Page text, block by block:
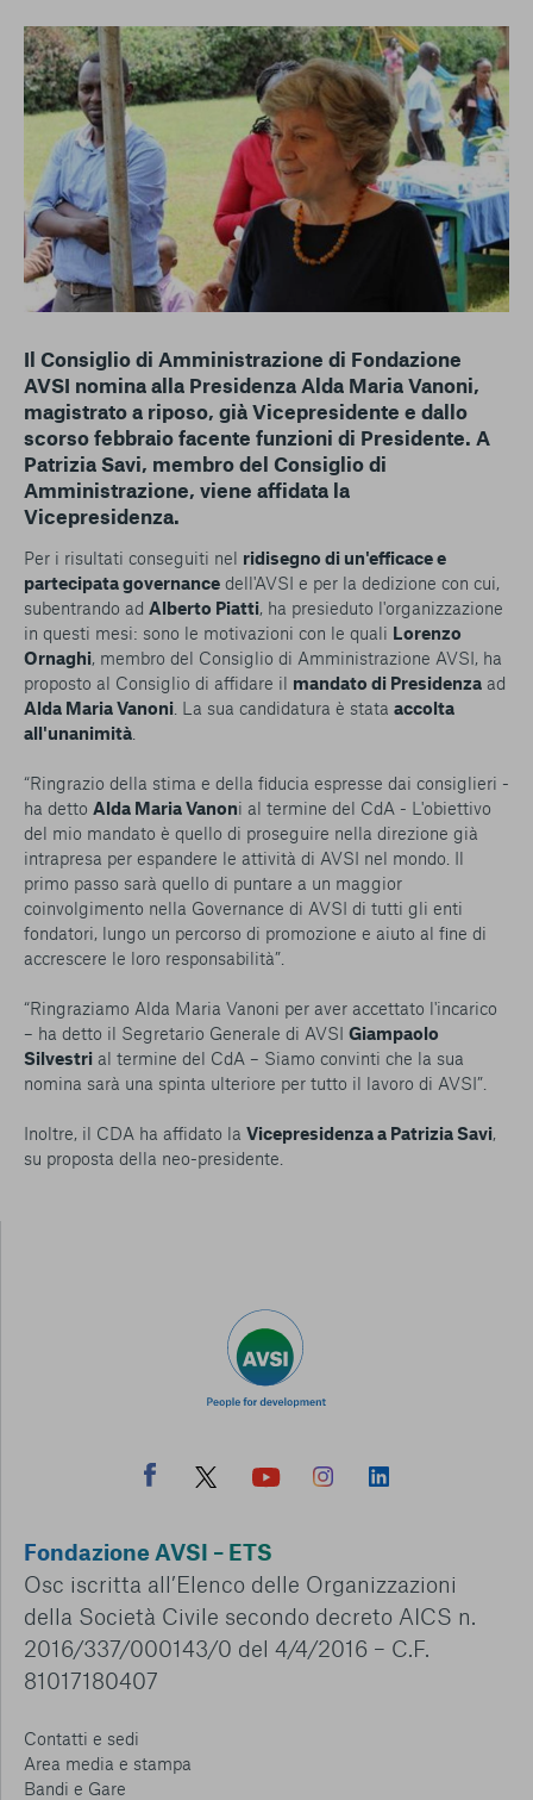
condizionare l’esperienza sulla Piattaforma e il suo
funzionamento. Premendo “Conferma le mie scelte”, la
selezione relativa ai cookie effettuata verrà salvata. Se non è
stata selezionata alcuna opzione, premere questo pulsante
equivarrà a rifiutare tutti i cookie. Per ulteriori informazioni, è
possibile consultare la nostra
Ulteriori informazioni
Cookie strettamente necessari
Cookie di analisi
Il Consiglio di Amministrazione di Fondazione
AVSI nomina alla Presidenza Alda Maria Vanoni,
magistrato a riposo, già Vicepresidente e dallo
scorso febbraio facente funzioni di Presidente. A
Patrizia Savi, membro del Consiglio di
Amministrazione, viene affidata la
Vicepresidenza.
Per i risultati conseguiti nel ridisegno di un'efficace e
partecipata governance dell'AVSI e per la dedizione con cui,
subentrando ad Alberto Piatti, ha presieduto l'organizzazione
in questi mesi: sono le motivazioni con le quali Lorenzo
Ornaghi, membro del Consiglio di Amministrazione AVSI, ha
proposto al Consiglio di affidare il mandato di Presidenza ad
Alda Maria Vanoni . La sua candidatura è stata accolta
all'unanimità
“Ringrazio della stima e della fiducia espresse dai consiglieri -
ha detto Alda Maria Vanoni al termine del CdA - L'obiettivo
del mio mandato è quello di proseguire nella direzione già
intrapresa per espandere le attività di AVSI nel mondo. Il
primo passo sarà quello di puntare a un maggior
coinvolgimento nella Governance di AVSI di tutti gli enti
fondatori, lungo un percorso di promozione e aiuto al fine di
accrescere le loro responsabilità”.
“Ringraziamo Alda Maria Vanoni per aver accettato l'incarico
– ha detto il Segretario Generale di AVSI Giampaolo
Silvestri al termine del CdA – Siamo convinti che la sua
nomina sarà una spinta ulteriore per tutto il lavoro di AVSI”.
Inoltre, il CDA ha affidato la Vicepresidenza a Patrizia Savi,
su proposta della neo-presidente.
Fondazione AVSI – ETS
Osc iscritta all’Elenco delle Organizzazioni
della Società Civile secondo decreto AICS n.
2016/337/000143/0 del 4/4/2016 – C.F.
81017180407
Contatti e sedi
Area media e stampa
Bandi e Gare